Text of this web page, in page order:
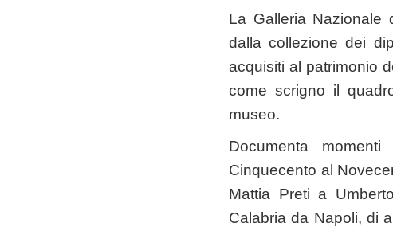
La Galleria Nazionale
dalla collezione dei
acquisiti al patrimonio
come scrigno il
museo.
Documenta
Cinquecento al
Mattia Preti a
Calabria da Napoli, di